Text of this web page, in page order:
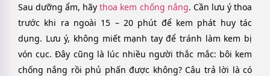
Sau dưỡng ẩm, hãythoa kem chống nắng. Cần lưu ý thoa
trước khi ra ngoài 15 – 20 phút để kem phát huy tác
dụng. Lưu ý, không miết mạnh tay để tránh làm kem bị
vón cục. Đây cũng là lúc nhiều người thắc mắc: bôi kem
chống nắng rồi phủ phấn được không? Câu trả lời là có